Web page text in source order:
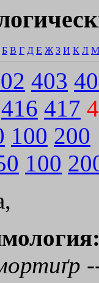
Б В Г Д Е Ж З И К Л М
403
416 417
100 200
100